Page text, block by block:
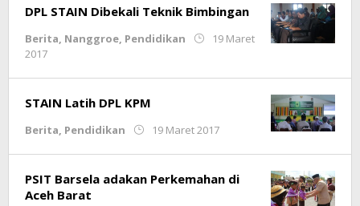
DPL STAIN Dibekali Teknik Bimbingan
Berita, Nanggroe, Pendidikan
19 Maret
2017
Ulfa
STAIN Latih DPL KPM
Berita, Pendidikan 19 Maret 2017
Septian
PSIT Barsela adakan Perkemahan di
Aceh Barat